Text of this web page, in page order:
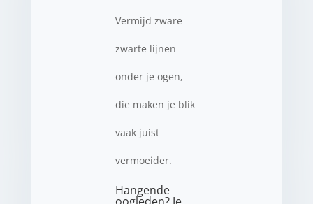
Vermijd zware
zwarte lijnen
onder je ogen,
die maken je blik
vaak juist
vermoeider.
Hangende